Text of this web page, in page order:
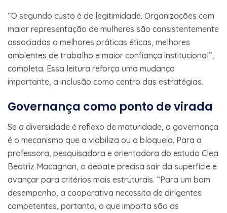
“O segundo custo é de legitimidade. Organizações com
maior representação de mulheres são consistentemente
associadas a melhores práticas éticas, melhores
ambientes de trabalho e maior confiança institucional”,
completa. Essa leitura reforça uma mudança
importante, a inclusão como centro das estratégias.
Governança como ponto de virada
Se a diversidade é reflexo de maturidade, a governança
é o mecanismo que a viabiliza ou a bloqueia. Para a
professora, pesquisadora e orientadora do estudo Clea
Beatriz Macagnan, o debate precisa sair da superfície e
avançar para critérios mais estruturais. “Para um bom
desempenho, a cooperativa necessita de dirigentes
competentes, portanto, o que importa são as